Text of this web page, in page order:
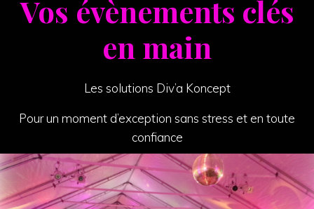
Vos évènements clés
en main
Les solutions Div’a Koncept
Pour un moment d’exception sans stress et en toute
confiance